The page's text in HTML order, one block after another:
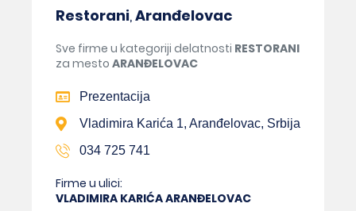
Restorani,Aranđelovac
Sve firme u kategoriji delatnosti RESTORANI
za mesto ARANĐELOVAC
Prezentacija
Vladimira Karića 1, Aranđelovac, Srbija
034 725 741
Firme u ulici:
VLADIMIRA KARIĆA ARANĐELOVAC